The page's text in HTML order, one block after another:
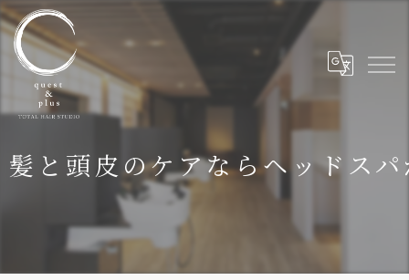
髪と頭皮のケアならヘッドス